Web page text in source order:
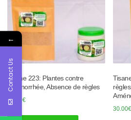
Tisane 223: Plantes contre
Aménorrhée, Absence de règles
30.00€
30.00€
←
Contact Us